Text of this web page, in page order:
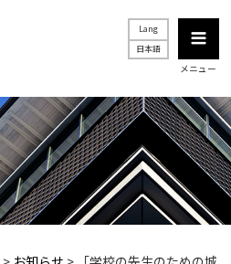
Lang
日本語
メニュー